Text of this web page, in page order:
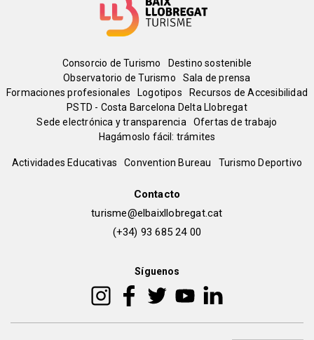
Menú
del
pie
Consorcio de Turismo
Destino sostenible
Observatorio de Turismo
Sala de prensa
Formaciones profesionales
Logotipos
Recursos de Accesibilidad
PSTD - Costa Barcelona Delta Llobregat
Sede electrónica y transparencia
Ofertas de trabajo
Hagámoslo fácil: trámites
Peu
Actividades Educativas Convention Bureau Turismo Deportivo
Contacto
turisme@elbaixllobregat.cat
(+34) 93 685 24 00
Síguenos